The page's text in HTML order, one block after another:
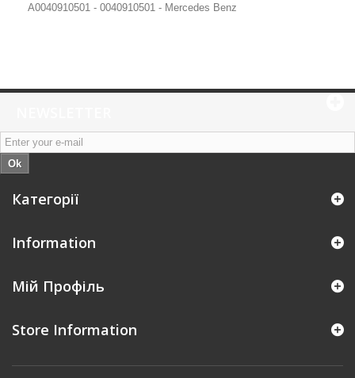
A0040910501 - 0040910501 - Mercedes Benz
Ok
Категорії
Information
Мій Профіль
Store Information